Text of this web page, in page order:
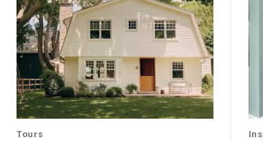
Tours